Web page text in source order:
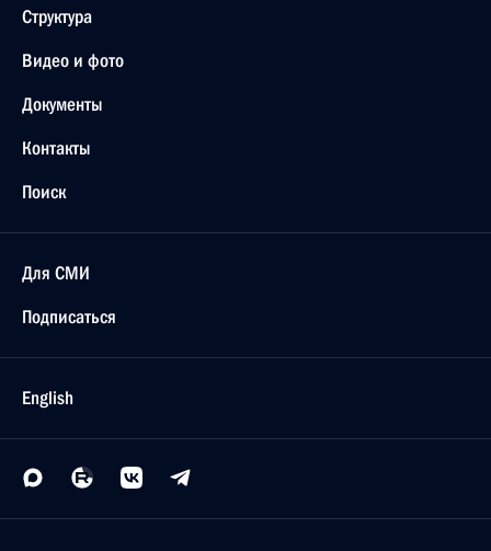
Структура
Видео и фото
Документы
Контакты
Поиск
Для СМИ
Подписаться
English